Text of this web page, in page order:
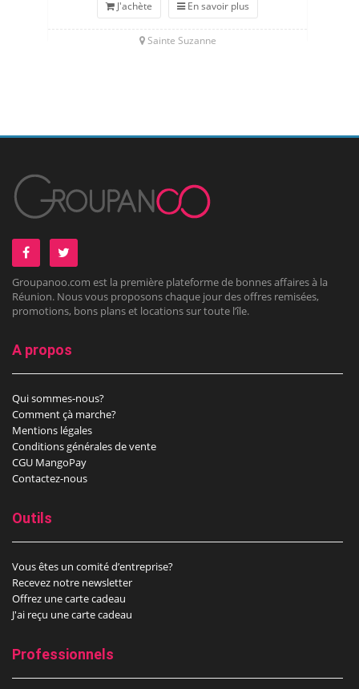
J'achète En savoir plus
Sainte Suzanne
Groupanoo.com est la première plateforme de bonnes affaires à la
Réunion. Nous vous proposons chaque jour des offres remisées,
promotions, bons plans et locations sur toute l’île.
A propos
Qui sommes-nous?
Comment çà marche?
Mentions légales
Conditions générales de vente
CGU MangoPay
Contactez-nous
Outils
Vous êtes un comité d’entreprise?
Recevez notre newsletter
Offrez une carte cadeau
J'ai reçu une carte cadeau
Professionnels